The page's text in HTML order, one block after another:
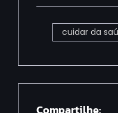
cuidar da